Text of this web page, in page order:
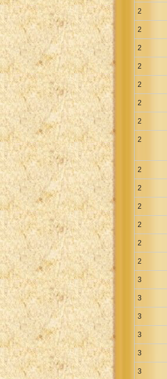
Latin
Latvian
Swahili
Uma
2
2
2
2
2
2
2
2
2
2
2
2
2
2
3
3
3
3
3
3